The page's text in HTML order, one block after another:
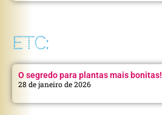
ETC:
O segredo para plantas mais bonitas!
28 de janeiro de 2026